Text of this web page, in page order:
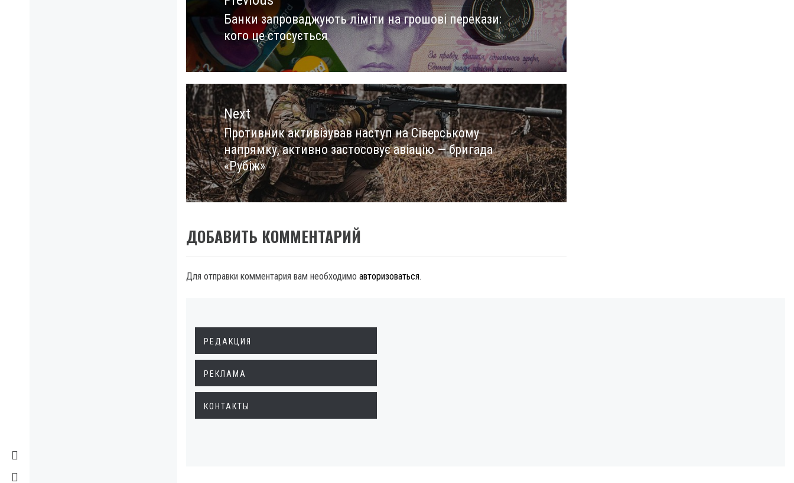
записям
Previous
post:
Банки запроваджують ліміти на грошові перекази:
кого це стосується
Next
Next
post:
Противник активізував наступ на Сіверському
напрямку, активно застосовує авіацію — бригада
«Рубіж»
ДОБАВИТЬ КОММЕНТАРИЙ
Для отправки комментария вам необходимо авторизоваться.
РЕДАКЦИЯ
РЕКЛАМА
КОНТАКТЫ